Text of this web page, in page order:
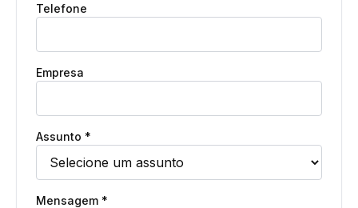
Telefone
Empresa
Assunto *
Mensagem *